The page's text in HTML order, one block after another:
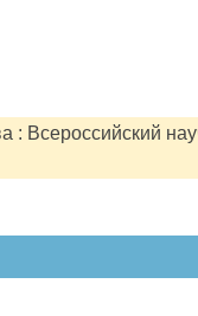
Всероссийский